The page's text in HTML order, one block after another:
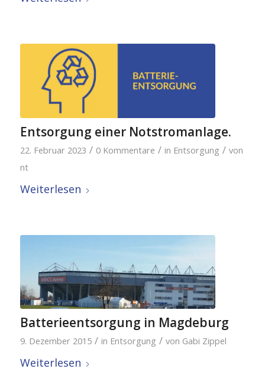
Entsorgung einer Notstromanlage.
22. Februar 2023 / 0 Kommentare / in Entsorgung / von
nt
Weiterlesen
Batterieentsorgung in Magdeburg
9. Dezember 2015 / in Entsorgung / von Gabi Zippel
Weiterlesen